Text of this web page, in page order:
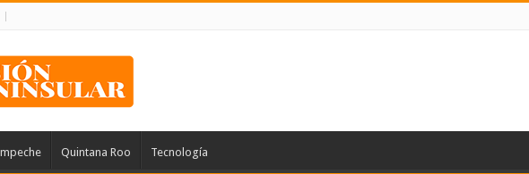
Quintana Roo Tecnología